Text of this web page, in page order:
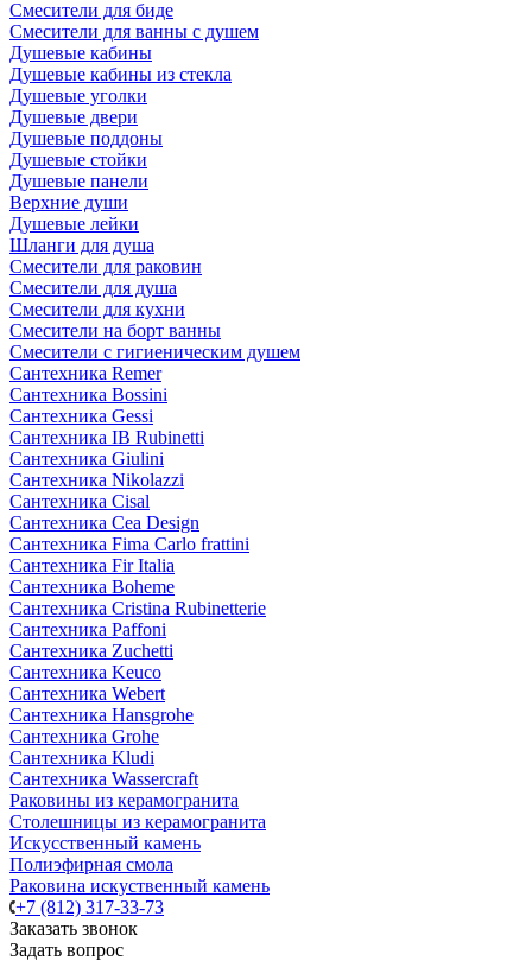
Смесители для биде
Смесители для ванны с душем
Душевые кабины
Душевые кабины из стекла
Душевые уголки
Душевые двери
Душевые поддоны
Душевые стойки
Душевые панели
Верхние души
Душевые лейки
Шланги для душа
Смесители для раковин
Смесители для душа
Смесители для кухни
Смесители на борт ванны
Смесители с гигиеническим душем
Сантехника Remer
Сантехника Bossini
Сантехника Gessi
Сантехника IB Rubinetti
Сантехника Giulini
Сантехника Nikolazzi
Сантехника Cisal
Сантехника Cea Design
Сантехника Fima Carlo frattini
Сантехника Fir Italia
Сантехника Boheme
Сантехника Cristina Rubinetterie
Сантехника Paffoni
Сантехника Zuchetti
Сантехника Keuco
Сантехника Webert
Сантехника Hansgrohe
Сантехника Grohe
Сантехника Kludi
Сантехника Wassercraft
Раковины из керамогранита
Столешницы из керамогранита
Искусственный камень
Полиэфирная смола
Раковина искуственный камень
+7 (812) 317-33-73
Заказать звонок
Задать вопрос